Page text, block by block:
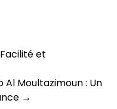
et
Moultazimoun : Un
→